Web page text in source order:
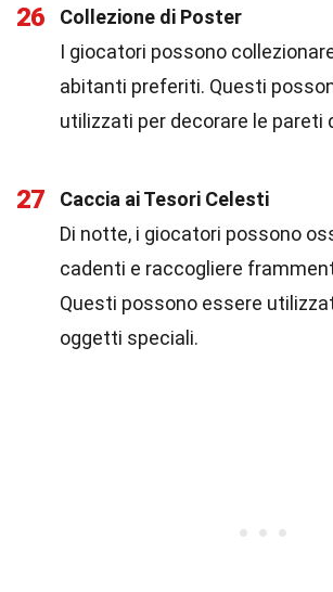
26
Collezione di Poster
I giocatori possono
abitanti preferiti. Questi
utilizzati per decorare le pareti
27
Caccia ai Tesori Celesti
Di notte, i giocatori possono
cadenti e raccogliere
Questi possono essere
oggetti speciali.